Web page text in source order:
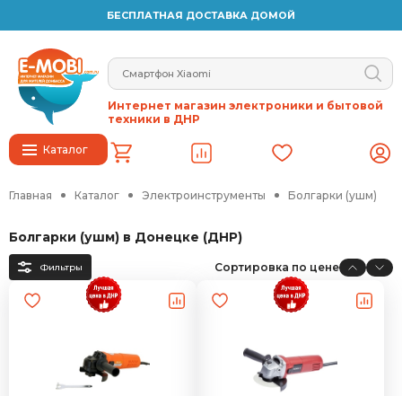
БЕСПЛАТНАЯ ДОСТАВКА ДОМОЙ
Каталог
Интернет магазин электроники и бытовой
техники в ДНР
Главная Каталог Электроинструменты Болгарки (ушм)
Болгарки (ушм) в Донецке (ДНР)
Фильтры Сортировка по цене